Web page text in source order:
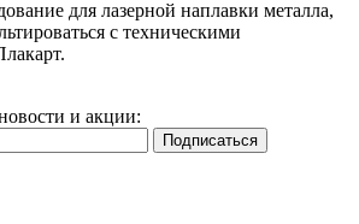
для лазерной наплавки металла,
с техническими
и акции: